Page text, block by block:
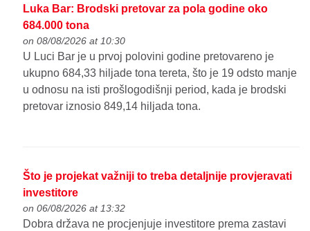
Luka Bar: Brodski pretovar za pola godine oko
684.000 tona
on 08/08/2026 at 10:30
U Luci Bar je u prvoj polovini godine pretovareno je
ukupno 684,33 hiljade tona tereta, što je 19 odsto manje
u odnosu na isti prošlogodišnji period, kada je brodski
pretovar iznosio 849,14 hiljada tona.
Što je projekat važniji to treba detaljnije provjeravati
investitore
on 06/08/2026 at 13:32
Dobra država ne procjenjuje investitore prema zastavi